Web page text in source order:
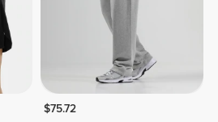
$75.72